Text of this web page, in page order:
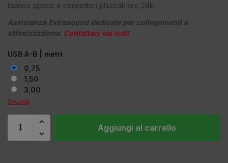
bianco opaco e connettori placcati oro 24k.
Assistenza Extrasound dedicata per collegamenti e
ottimizzazione. Contattaci via mail
USB A-B | metri
0,75
1,50
3,00
Svuota
Aggiungi al carrello